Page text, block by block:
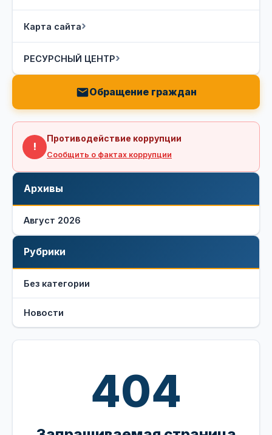
Карта сайта
РЕСУРСНЫЙ ЦЕНТР
Обращение граждан
!
Противодействие коррупции
Сообщить о фактах коррупции
Архивы
Август 2026
Рубрики
Без категории
Новости
404